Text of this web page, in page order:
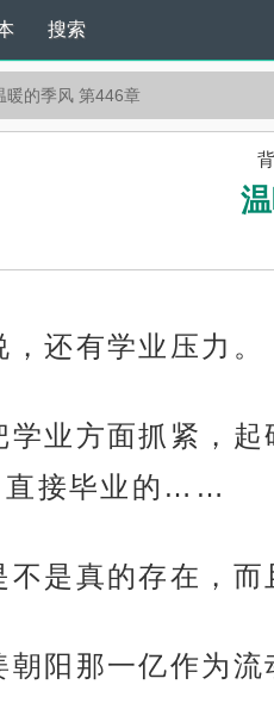
搜索
暖的季风 第446章
还有学业压力。
业方面抓紧，
直接毕业的……
是真的存在，而
朝阳那一亿作为